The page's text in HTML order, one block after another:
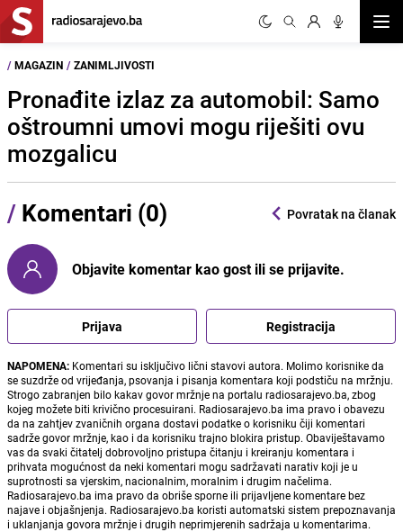
/ MAGAZIN / ZANIMLJIVOSTI
Pronađite izlaz za automobil: Samo
oštroumni umovi mogu riješiti ovu
mozgalicu
/ Komentari (0) Povratak na članak
Objavite komentar kao gost ili se prijavite.
Prijava Registracija
NAPOMENA: Komentari su isključivo lični stavovi autora. Molimo korisnike da
se suzdrže od vrijeđanja, psovanja i pisanja komentara koji podstiču na mržnju.
Strogo zabranjen bilo kakav govor mržnje na portalu radiosarajevo.ba, zbog
kojeg možete biti krivično procesuirani. Radiosarajevo.ba ima pravo i obavezu
da na zahtjev zvaničnih organa dostavi podatke o korisniku čiji komentari
sadrže govor mržnje, kao i da korisniku trajno blokira pristup. Obaviještavamo
vas da svaki čitatelj dobrovoljno pristupa čitanju i kreiranju komentara i
prihvata mogućnost da neki komentari mogu sadržavati narativ koji je u
suprotnosti sa vjerskim, nacionalnim, moralnim i drugim načelima.
Radiosarajevo.ba ima pravo da obriše sporne ili prijavljene komentare bez
najave i objašnjenja. Radiosarajevo.ba koristi automatski sistem prepoznavanja
i uklanjanja govora mržnje i drugih neprimjerenih sadržaja u komentarima.